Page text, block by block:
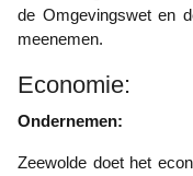
de Omgevingswet en
meenemen.
Economie:
Ondernemen:
Zeewolde doet het economisch goed. Hierbij zijn ondernemers